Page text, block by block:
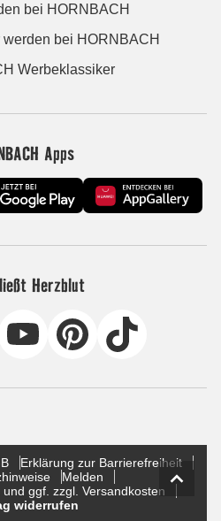
bei HORNBACH
werden bei HORNBACH
Werbeklassiker
Apps
Herzblut
Erklärung zur Barrierefreiheit
Melden
ggf. zzgl. Versandkosten
widerrufen